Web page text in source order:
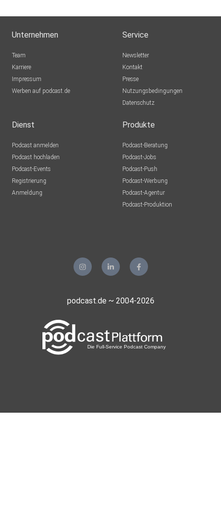
Unternehmen
Team
Karriere
Impressum
Werben auf podcast.de
Service
Newsletter
Kontakt
Presse
Nutzungsbedingungen
Datenschutz
Dienst
Podcast anmelden
Podcast hochladen
Podcast-Events
Registrierung
Anmeldung
Produkte
Podcast-Beratung
Podcast-Jobs
Podcast-Push
Podcast-Werbung
Podcast-Agentur
Podcast-Produktion
podcast.de ~ 2004-2026